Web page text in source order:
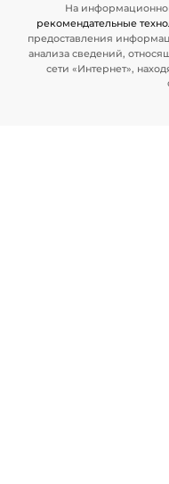
На
рекомендательные
предоставления
анализа сведений,
сети «Интернет»,